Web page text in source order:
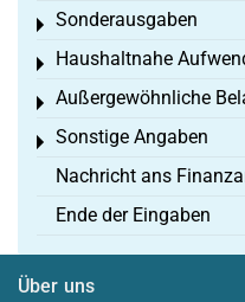
Sonderausgaben
Toggle menu
Haushaltnahe
Toggle menu
Außergewöhnliche
Toggle menu
Sonstige Angaben
Toggle menu
Nachricht ans
Ende der Eingaben
Über uns